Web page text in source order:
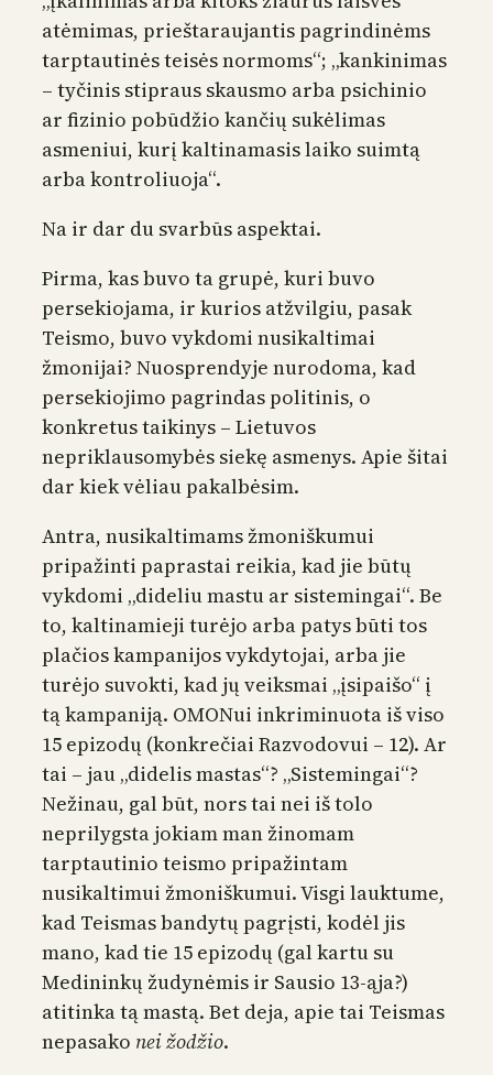
atėmimas, prieštaraujantis pagrindinėms
tarptautinės teisės normoms“; „kankinimas
– tyčinis stipraus skausmo arba psichinio
ar fizinio pobūdžio kančių sukėlimas
asmeniui, kurį kaltinamasis laiko suimtą
arba kontroliuoja“.
Na ir dar du svarbūs aspektai.
Pirma, kas buvo ta grupė, kuri buvo
persekiojama, ir kurios atžvilgiu, pasak
Teismo, buvo vykdomi nusikaltimai
žmonijai? Nuosprendyje nurodoma, kad
persekiojimo pagrindas politinis, o
konkretus taikinys – Lietuvos
nepriklausomybės siekę asmenys. Apie šitai
dar kiek vėliau pakalbėsim.
Antra, nusikaltimams žmoniškumui
pripažinti paprastai reikia, kad jie būtų
vykdomi „dideliu mastu ar sistemingai“. Be
to, kaltinamieji turėjo arba patys būti tos
plačios kampanijos vykdytojai, arba jie
turėjo suvokti, kad jų veiksmai „įsipaišo“ į
tą kampaniją. OMONui inkriminuota iš viso
15 epizodų (konkrečiai Razvodovui – 12). Ar
tai – jau „didelis mastas“? „Sistemingai“?
Nežinau, gal būt, nors tai nei iš tolo
neprilygsta jokiam man žinomam
tarptautinio teismo pripažintam
nusikaltimui žmoniškumui. Visgi lauktume,
kad Teismas bandytų pagrįsti, kodėl jis
mano, kad tie 15 epizodų (gal kartu su
Medininkų žudynėmis ir Sausio 13-ąja?)
atitinka tą mastą. Bet deja, apie tai Teismas
nepasako nei žodžio.